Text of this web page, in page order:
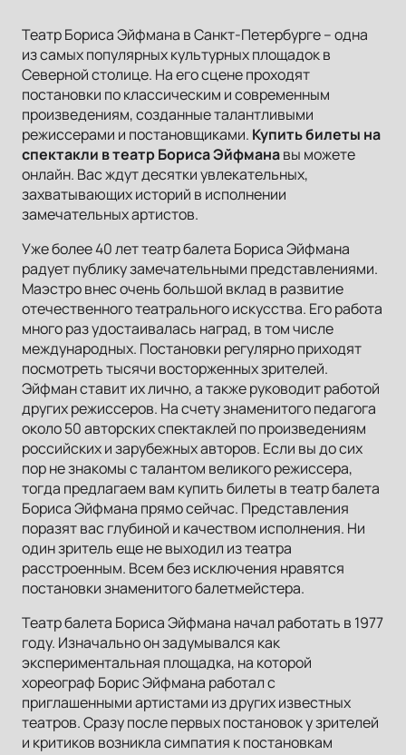
Театр Бориса Эйфмана в Санкт-Петербурге – одна
из самых популярных культурных площадок в
Северной столице. На его сцене проходят
постановки по классическим и современным
произведениям, созданные талантливыми
режиссерами и постановщиками. Купить билеты на
спектакли в театр Бориса Эйфманавы можете
онлайн. Вас ждут десятки увлекательных,
захватывающих историй в исполнении
замечательных артистов.
Уже более 40 лет театр балета Бориса Эйфмана
радует публику замечательными представлениями.
Маэстро внес очень большой вклад в развитие
отечественного театрального искусства. Его работа
много раз удостаивалась наград, в том числе
международных. Постановки регулярно приходят
посмотреть тысячи восторженных зрителей.
Эйфман ставит их лично, а также руководит работой
других режиссеров. На счету знаменитого педагога
около 50 авторских спектаклей по произведениям
российских и зарубежных авторов. Если вы до сих
пор не знакомы с талантом великого режиссера,
тогда предлагаем вам купить билеты в театр балета
Бориса Эйфмана прямо сейчас. Представления
поразят вас глубиной и качеством исполнения. Ни
один зритель еще не выходил из театра
расстроенным. Всем без исключения нравятся
постановки знаменитого балетмейстера.
Театр балета Бориса Эйфмана начал работать в 1977
году. Изначально он задумывался как
экспериментальная площадка, на которой
хореограф Борис Эйфмана работал с
приглашенными артистами из других известных
театров. Сразу после первых постановок у зрителей
и критиков возникла симпатия к постановкам